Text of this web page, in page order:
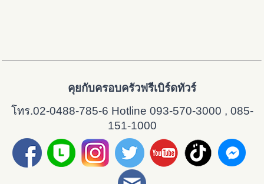
คุยกับครอบครัวฟรีเบิร์ดทัวร์
โทร.02-0488-785-6 Hotline 093-570-3000 , 085-
151-1000